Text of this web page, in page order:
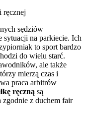
ręcznej
sędziów
na parkiecie. Ich
to sport bardzo
do wielu starć.
ale także
mierzą czas i
praca arbitrów
ręczną są
zgodnie z duchem fair